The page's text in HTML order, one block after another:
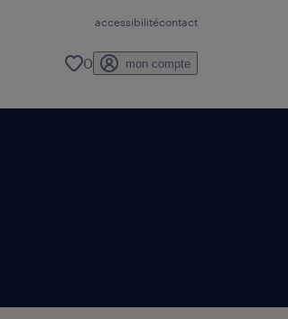
accessibilitécontact
0 mon compte